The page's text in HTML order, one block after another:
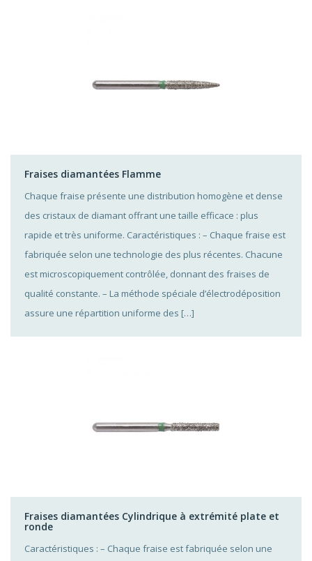
Fraises diamantées Flamme
Chaque fraise présente une distribution homogène et dense
des cristaux de diamant offrant une taille efficace : plus
rapide et très uniforme. Caractéristiques : – Chaque fraise est
fabriquée selon une technologie des plus récentes. Chacune
est microscopiquement contrôlée, donnant des fraises de
qualité constante. – La méthode spéciale d’électrodéposition
assure une répartition uniforme des […]
Fraises diamantées Cylindrique à extrémité plate et
ronde
Caractéristiques : – Chaque fraise est fabriquée selon une